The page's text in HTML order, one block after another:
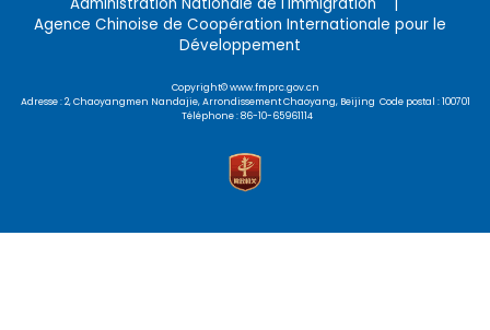
Agence Chinoise de Coopération Internationale pour le
Développement
Copyright© www.fmprc.gov.cn
Adresse : 2, Chaoyangmen Nandajie, Arrondissement Chaoyang, Beijing Code postal : 100701
Téléphone : 86-10-65961114